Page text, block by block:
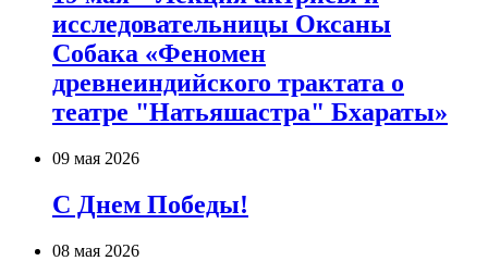
исследовательницы Оксаны
Собака «Феномен
древнеиндийского трактата о
театре "Натьяшастра" Бхараты»
09 мая 2026
С Днем Победы!
08 мая 2026